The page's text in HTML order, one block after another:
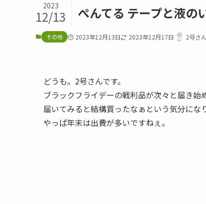
ぺんてる テープと液の
2023
12/13
その他 2023年12月13日 2023年12月17日 2号さん
どうも。2号さんです。
ブラックフライデーの戦利品が次々と届き始
届いてみると結構買ったなぁという気分にな
やっぱ年末は出費が多いですねぇ。